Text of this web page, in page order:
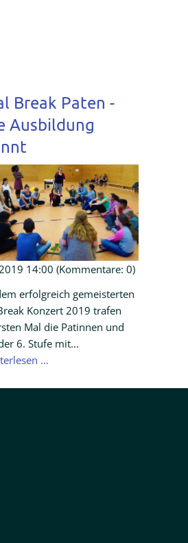
Break Paten -
Ausbildung
14:00 (Kommentare: 0)
erfolgreich gemeisterten
Konzert 2019 trafen
Mal die Patinnen und
6. Stufe mit...
…